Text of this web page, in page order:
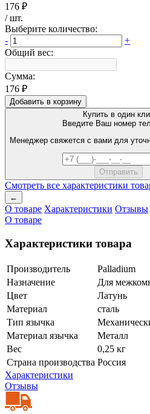
176 ₽
/шт.
Выберите количество:
-
+
Общий вес:
Сумма:
176 ₽
Добавить в корзину
Купить в один
Введите Ваш номер
Менеджер свяжется с вами для
Смотреть все характеристики
←
О товаре Характеристики Отзывы
О товаре
Характеристики товара
Производитель
Palladium
Назначение
Для
Цвет
Латунь
Материал
сталь
Тип язычка
Материал язычка
Металл
Вес
0,25 кг
Страна производства Россия
Характеристики
Отзывы